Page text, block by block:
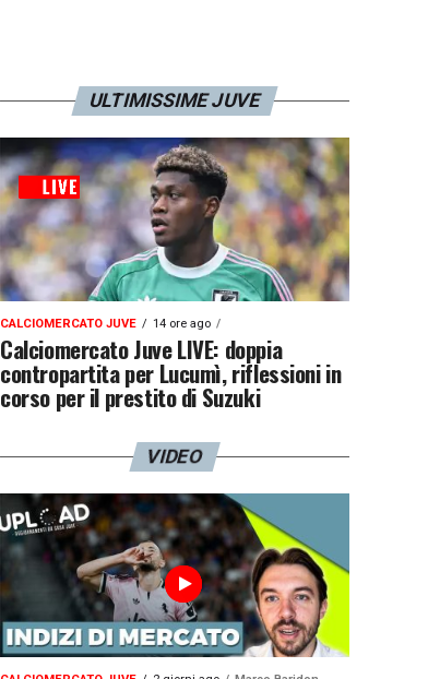
ULTIMISSIME JUVE
CALCIOMERCATO JUVE 14 ore ago
Calciomercato Juve LIVE: doppia
contropartita per Lucumì, riflessioni in
corso per il prestito di Suzuki
VIDEO